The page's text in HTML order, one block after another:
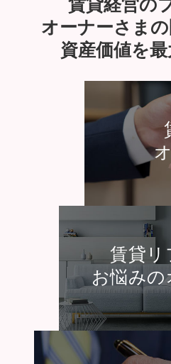
オーナーさま
資産価値を
賃貸リ
お悩みの